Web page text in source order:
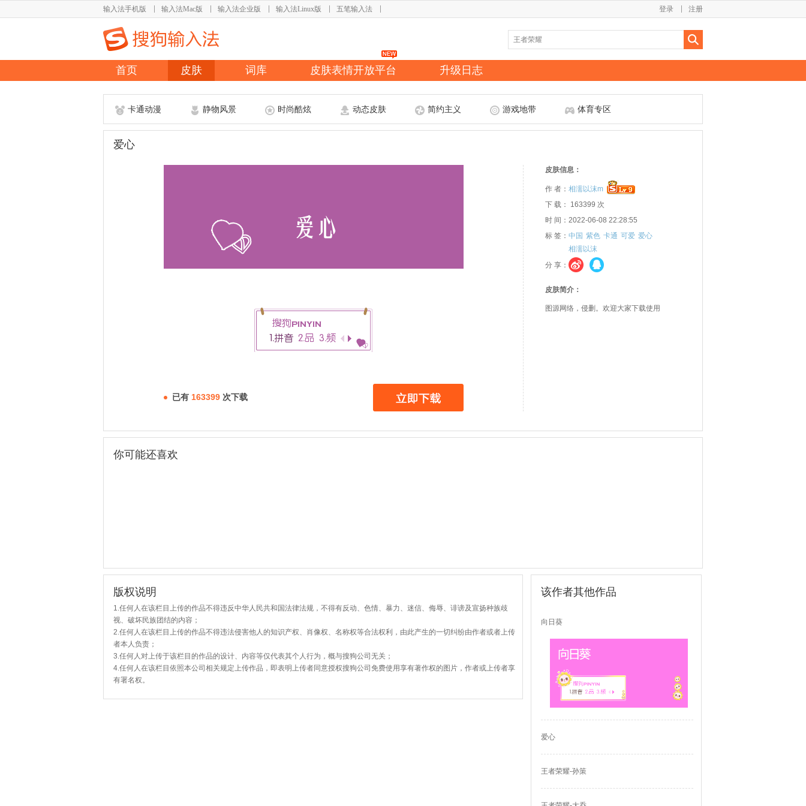
输入法手机版 输入法Mac版 输入法企业版 输入法Linux版 五笔输入法 注册
登录
首页 皮肤 词库 皮肤表情开放平台 升级日志
卡通动漫 静物风景 时尚酷炫 动态皮肤 简约主义 游戏地带 体育专区
爱心
已有 163399 次下载
皮肤信息：
作 者： 相濡以沫m
下 载： 163399 次
时 间：2022-06-08 22:28:55
标 签： 中国 紫色 卡通 可爱 爱心
相濡以沫
分 享：
皮肤简介：
图源网络，侵删。欢迎大家下载使用
你可能还喜欢
版权说明
1.任何人在该栏目上传的作品不得违反中华人民共和国法律法规，不得有反动、色情、暴力、迷信、侮辱、诽谤及宣扬种族歧
视、破坏民族团结的内容；
2.任何人在该栏目上传的作品不得违法侵害他人的知识产权、肖像权、名称权等合法权利，由此产生的一切纠纷由作者或者上传
者本人负责；
3.任何人对上传于该栏目的作品的设计、内容等仅代表其个人行为，概与搜狗公司无关；
4.任何人在该栏目依照本公司相关规定上传作品，即表明上传者同意授权搜狗公司免费使用享有著作权的图片，作者或上传者享
有署名权。
该作者其他作品
向日葵
爱心
王者荣耀-孙策